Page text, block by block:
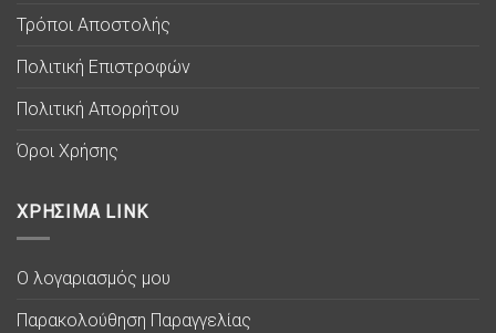
Τρόποι Αποστολής
Πολιτική Επιστροφών
Πολιτική Απορρήτου
Όροι Χρήσης
ΧΡΗΣΙΜΑ LINK
Ο λογαριασμός μου
Παρακολούθηση Παραγγελίας